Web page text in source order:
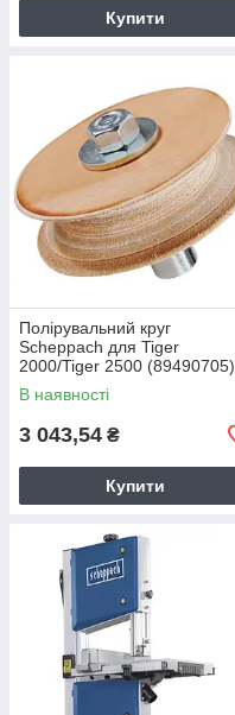
Купити
Полірувальний круг
Scheppach для Tiger
2000/Tiger 2500 (89490705)
В наявності
3 043,54 ₴
Купити